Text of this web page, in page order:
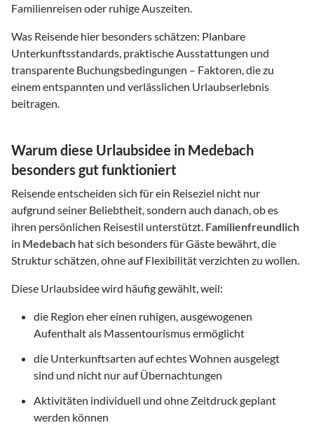
Familienreisen oder ruhige Auszeiten.
Was Reisende hier besonders schätzen: Planbare
Unterkunftsstandards, praktische Ausstattungen und
transparente Buchungsbedingungen – Faktoren, die zu
einem entspannten und verlässlichen Urlaubserlebnis
beitragen.
Warum diese Urlaubsidee in Medebach
besonders gut funktioniert
Reisende entscheiden sich für ein Reiseziel nicht nur
aufgrund seiner Beliebtheit, sondern auch danach, ob es
ihren persönlichen Reisestil unterstützt. Familienfreundlich
in Medebach hat sich besonders für Gäste bewährt, die
Struktur schätzen, ohne auf Flexibilität verzichten zu wollen.
Diese Urlaubsidee wird häufig gewählt, weil:
die Region eher einen ruhigen, ausgewogenen
Aufenthalt als Massentourismus ermöglicht
die Unterkunftsarten auf echtes Wohnen ausgelegt
sind und nicht nur auf Übernachtungen
Aktivitäten individuell und ohne Zeitdruck geplant
werden können